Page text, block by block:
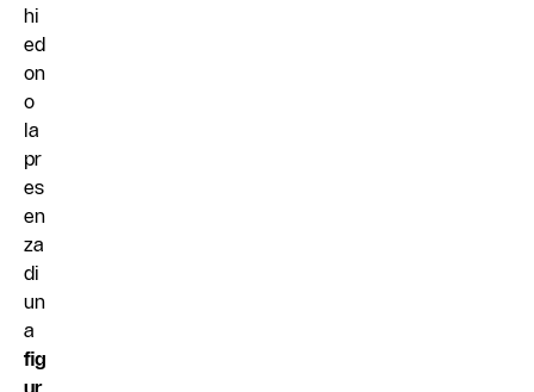
hi
ed
on
o
la
pr
es
en
za
di
un
a
fig
ur